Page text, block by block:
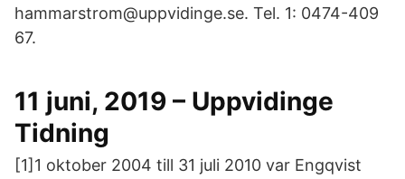
hammarstrom@uppvidinge.se. Tel. 1: 0474-409
67.
11 juni, 2019 – Uppvidinge
Tidning
[1]1 oktober 2004 till 31 juli 2010 var Engqvist